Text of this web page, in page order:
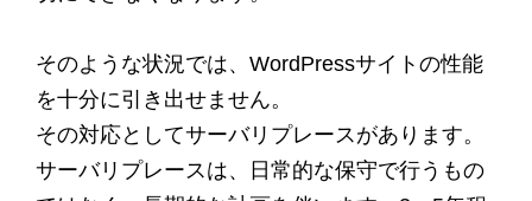
そのような状況では、WordPressサイトの性能
を十分に引き出せません。
その対応としてサーバリプレースがあります。
サーバリプレースは、日常的な保守で行うもの